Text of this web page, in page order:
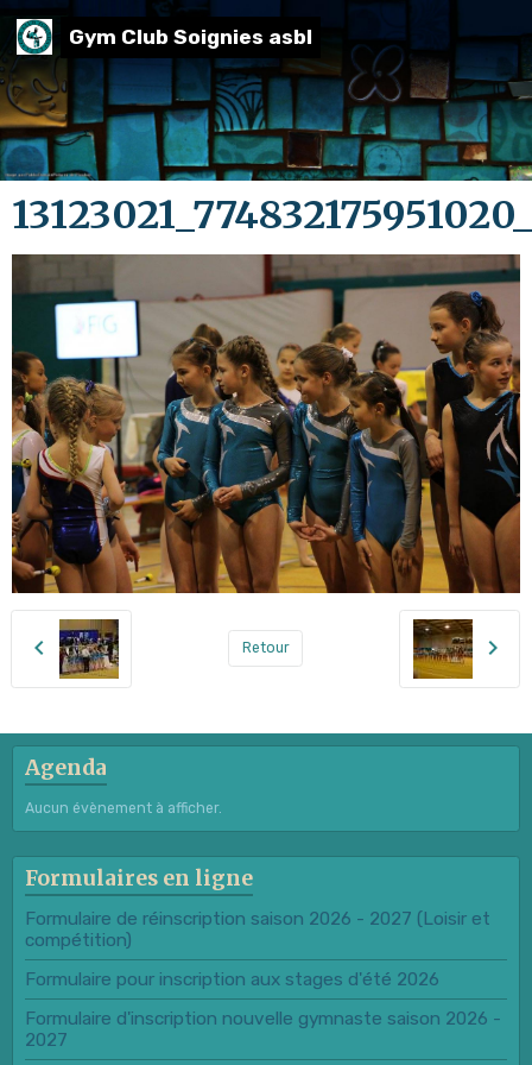
Gym Club Soignies asbl
Retour
Agenda
Aucun évènement à afficher.
Formulaires en ligne
Formulaire de réinscription saison 2026 - 2027 (Loisir et
compétition)
Formulaire pour inscription aux stages d'été 2026
Formulaire d'inscription nouvelle gymnaste saison 2026 -
2027